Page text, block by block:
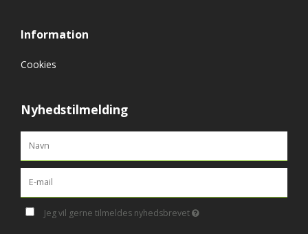
Information
Cookies
Nyhedstilmelding
Jeg vil gerne tilmeldes nyhedsbrevet